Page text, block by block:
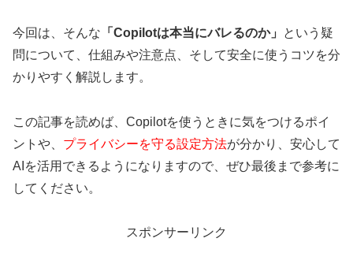
今回は、そんな 「Copilotは本当にバレるのか」
という疑
問について、仕組みや注意点、そして安全に使うコツを分
かりやすく解説します。
この記事を読めば、Copilotを使うときに気をつけるポイ
ントや、 プライバシーを守る設定方法が分かり、安心して
AIを活用できるようになりますので、ぜひ最後まで参考に
してください。
スポンサーリンク